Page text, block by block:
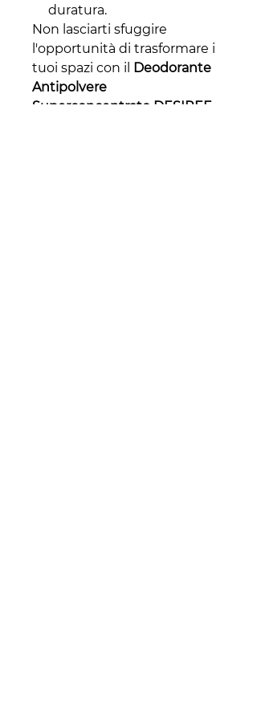
duratura.
Non lasciarti sfuggire
l'opportunità di trasformare i
tuoi spazi con il Deodorante
Antipolvere
Superconcentrato DESIREE